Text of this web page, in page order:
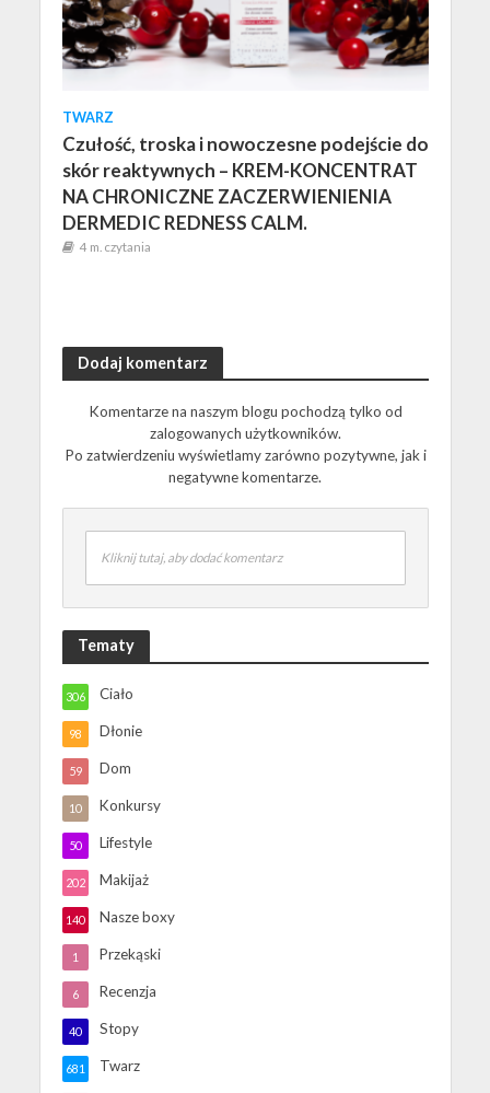
TWARZ
Czułość, troska i nowoczesne podejście do
skór reaktywnych – KREM-KONCENTRAT
NA CHRONICZNE ZACZERWIENIENIA
DERMEDIC REDNESS CALM.
4 m. czytania
Dodaj komentarz
Komentarze na naszym blogu pochodzą tylko od
zalogowanych użytkowników.
Po zatwierdzeniu wyświetlamy zarówno pozytywne, jak i
negatywne komentarze.
Kliknij tutaj, aby dodać komentarz
Tematy
Ciało
306
Dłonie
98
Dom
59
Konkursy
10
Lifestyle
50
Makijaż
202
Nasze boxy
140
Przekąski
1
Recenzja
6
Stopy
40
Twarz
681